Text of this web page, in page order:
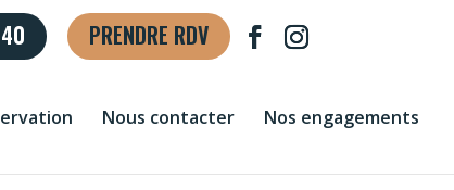
PRENDRE RDV
Nous contacter Nos engagements